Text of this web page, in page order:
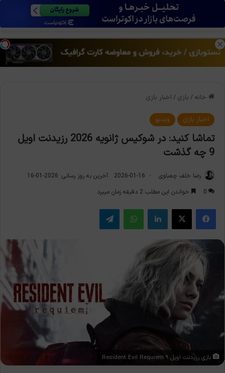
خانه / بازی / اخبار بازی
اخبار بازی ویدیو
تماشا کنید: در شوکیس ژانویه 2026 رزیدنت اویل
9 چه گذشت
رضا خلف چعباوی 2026-01-16
آخرین به روز رسانی: 2026-01-16
0
خواندن این مطلب 2 دقیقه زمان میبرد
فیس بوک X لینکدین واتس آپ تلگرام
بازی رزیدنت اویل ۹ Resident Evil Requiem